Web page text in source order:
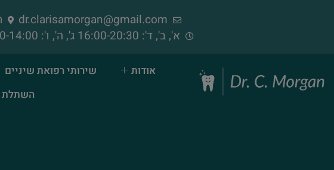
dr.clarisamorgan@gmail.com
א', ב', ד': 16:00-20:30 ג', ה', ו': 09:00-14:00 (פתוח בימי שישי)
אודות שירותי רפואת שיניים
השתלת